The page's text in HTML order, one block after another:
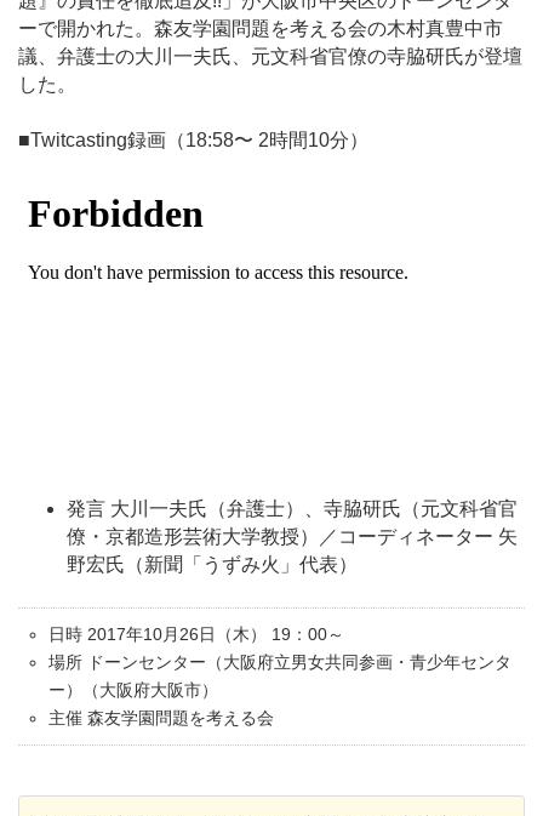
ーで開かれた。森友学園問題を考える会の木村真豊中市
議、 弁護士の大川一夫氏、元文科省官僚の寺脇研氏が登壇
した。
■Twitcasting録画（18:58〜 2時間10分）
発言 大川一夫氏（弁護士）、寺脇研氏（元文科省官
僚・京都造形芸術大学教授）／コーディネーター 矢
野宏氏（新聞「うずみ火」代表）
日時 2017年10月26日（木） 19：00～
場所 ドーンセンター（大阪府立男女共同参画・青少年センタ
ー）（大阪府大阪市）
主催 森友学園問題を考える会